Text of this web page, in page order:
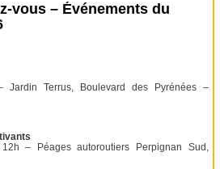
vous – Événements du
Terrus, Boulevard des Pyrénées –
– Péages autoroutiers Perpignan Sud,